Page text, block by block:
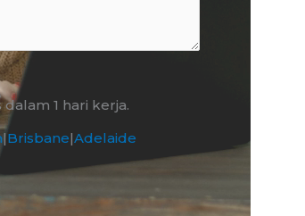
1 hari kerja.
|Brisbane|Adelaide